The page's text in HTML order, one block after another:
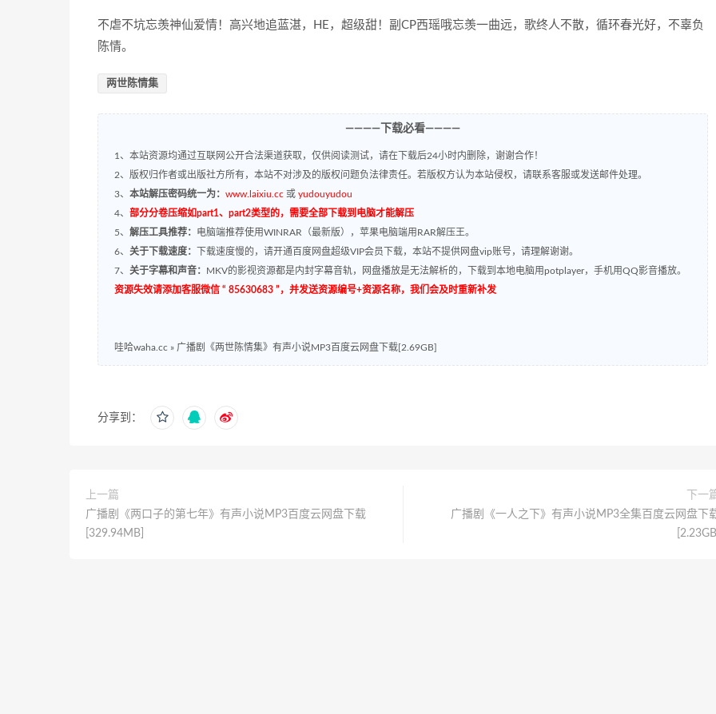
不虐不坑忘羡神仙爱情！高兴地追蓝湛，HE，超级甜！副CP西瑶哦忘羡一曲远，歌终人不散，循环春光好，不辜负
陈情。
两世陈情集
————下载必看————
1、本站资源均通过互联网公开合法渠道获取，仅供阅读测试，请在下载后24小时内删除，谢谢合作！
2、版权归作者或出版社方所有，本站不对涉及的版权问题负法律责任。若版权方认为本站侵权，请联系客服或发送邮件处理。
3、 本站解压密码统一为： www.laixiu.cc 或 yudouyudou
4、 部分分卷压缩如part1、part2类型的，需要全部下载到电脑才能解压
5、 解压工具推荐： 电脑端推荐使用WINRAR（最新版），苹果电脑端用RAR解压王。
6、 关于下载速度：
下载速度慢的，请开通百度网盘超级VIP会员下载，本站不提供网盘vip账号，请理解谢谢。
7、 关于字幕和声音： MKV的影视资源都是内封字幕音轨，网盘播放是无法解析的，下载到本地电脑用potplayer，手机用QQ影音播放。
资源失效请添加客服微信 “ 85630683 ”，并发送资源编号+资源名称，我们会及时重新补发
哇哈waha.cc » 广播剧《两世陈情集》有声小说MP3百度云网盘下载[2.69GB]
分享到：
上一篇
广播剧《两口子的第七年》有声小说MP3百度云网盘下载
[329.94MB]
下一
广播剧《一人之下》有声小说MP3全集百度云网盘下